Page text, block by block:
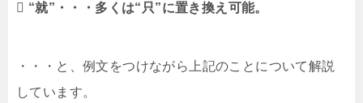
 “就”・・・多くは“只”に置き換え可能。
・・・と、例文をつけながら上記のことについて解説
しています。